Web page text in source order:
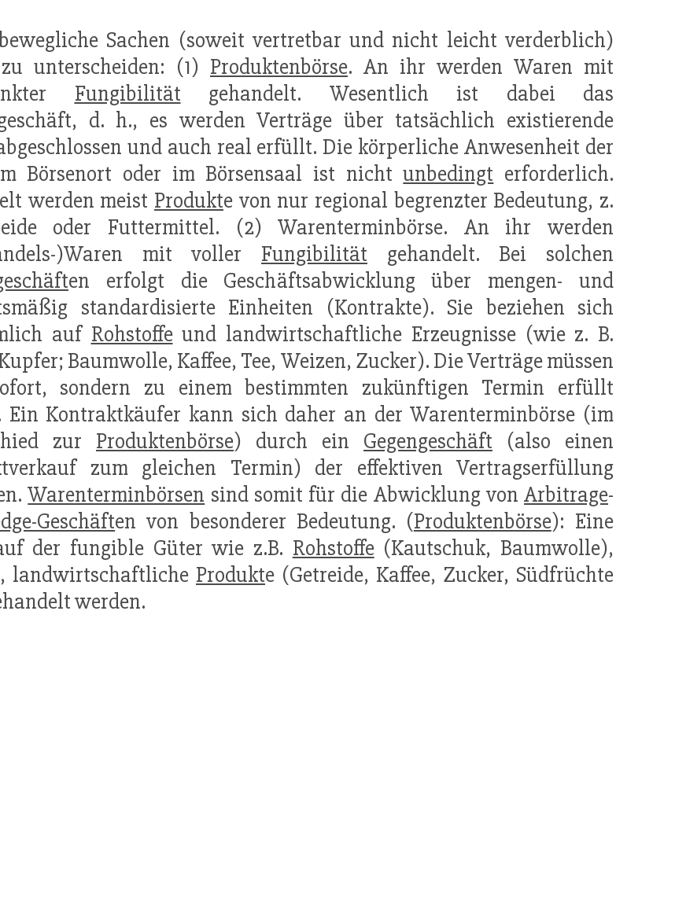
Sachen (soweit vertretbar und nicht leicht verderblich)
unterscheiden: (1) Produktenbörse. An ihr werden Waren mit
Fungibilität gehandelt. Wesentlich ist dabei das
d. h., es werden Verträge über tatsächlich existierende
und auch real erfüllt. Die körperliche Anwesenheit der
Börsenort oder im Börsensaal ist nichtunbedingt erforderlich.
werden meist Produkte von nur regional begrenzter Bedeutung, z.
oder Futtermittel. (2) Warenterminbörse. An ihr werden
)Waren mit voller Fungibilität gehandelt. Bei solchen
en erfolgt die Geschäftsabwicklung über mengen- und
standardisierte Einheiten (Kontrakte). Sie beziehen sich
auf Rohstoffeund landwirtschaftliche Erzeugnisse (wie z. B.
Baumwolle, Kaffee, Tee, Weizen, Zucker). Die Verträge müssen
sondern zu einem bestimmten zukünftigen Termin erfüllt
Ein Kontraktkäufer kann sich daher an der Warenterminbörse (im
zur Produktenbörse) durch ein Gegengeschäft (also einen
zum gleichen Termin) der effektiven Vertragserfüllung
Warenterminbörsen sind somit für die Abwicklung von Arbitrage-
Geschäften von besonderer Bedeutung. (Produktenbörse): Eine
der fungible Güter wie z.B. Rohstoffe(Kautschuk, Baumwolle),
landwirtschaft­liche Produkte (Getreide, Kaffee, Zucker, Süd­früchte
werden.